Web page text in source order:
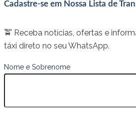
Cadastre-se em Nossa Lista de
🚖 Receba notícias, ofertas e
táxi direto no seu WhatsApp.
Nome e Sobrenome